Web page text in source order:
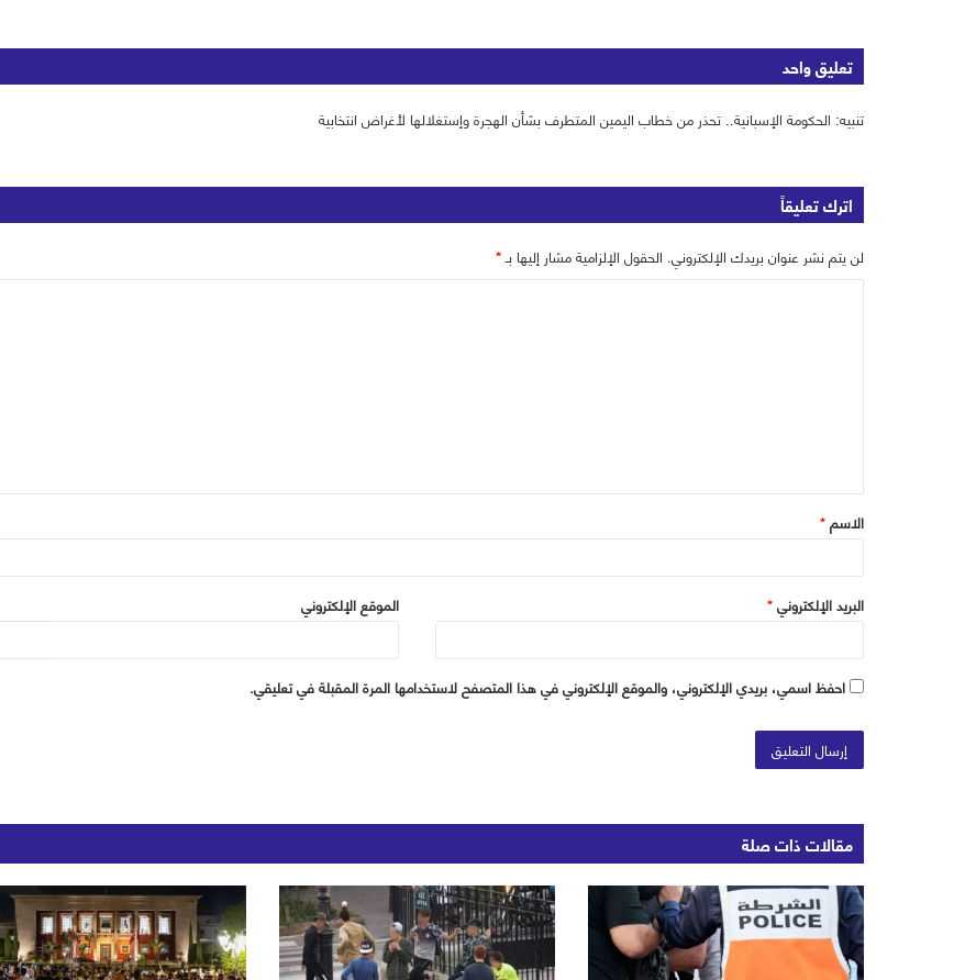
ا
ل
ي
و
ك
ر
ر
ا
تعليق واحد
تنبيه: الحكومة الإسبانية.. تحذر من خطاب اليمين المتطرف بشأن الهجرة وإستغلالها لأغراض انتخابية
اترك تعليقاً
لن يتم نشر عنوان بريدك الإلكتروني. الحقول الإلزامية مشار إليها بـ*
ق
*
الاسم*
البريد الإلكتروني* الموقع الإلكتروني
احفظ اسمي، بريدي الإلكتروني، والموقع الإلكتروني في هذا المتصفح لاستخدامها المرة المقبلة في تعليقي.
مقالات ذات صلة